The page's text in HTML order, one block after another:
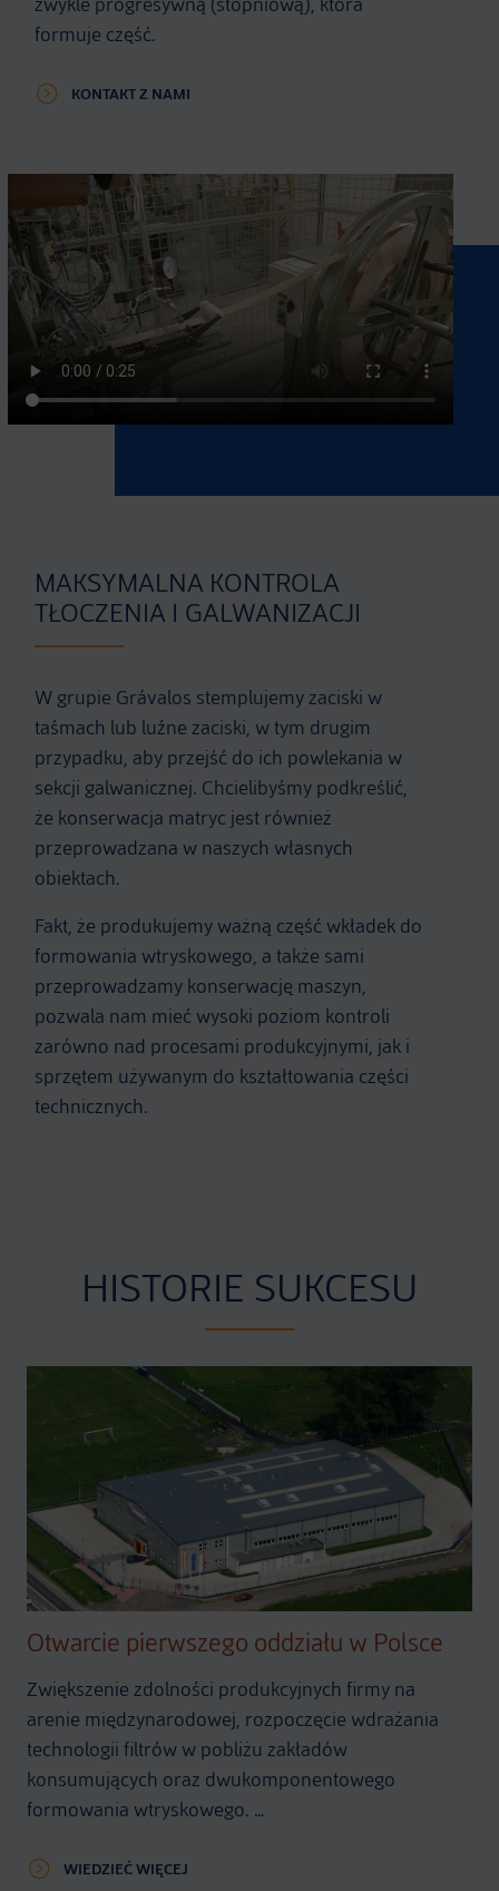
formuje część.
KONTAKT Z NAMI
MAKSYMALNA KONTROLA
TŁOCZENIA I GALWANIZACJI
W grupie Grávalos stemplujemy zaciski w
taśmach lub luźne zaciski, w tym drugim
przypadku, aby przejść do ich powlekania w
sekcji galwanicznej. Chcielibyśmy podkreślić,
że konserwacja matryc jest również
przeprowadzana w naszych własnych
obiektach.
Fakt, że produkujemy ważną część wkładek do
formowania wtryskowego, a także sami
przeprowadzamy konserwację maszyn,
pozwala nam mieć wysoki poziom kontroli
zarówno nad procesami produkcyjnymi, jak i
sprzętem używanym do kształtowania części
technicznych.
HISTORIE SUKCESU
Otwarcie pierwszego oddziału w Polsce
Zwiększenie zdolności produkcyjnych firmy na
arenie międzynarodowej, rozpoczęcie wdrażania
technologii filtrów w pobliżu zakładów
konsumujących oraz dwukomponentowego
formowania wtryskowego. …
WIEDZIEĆ WIĘCEJ